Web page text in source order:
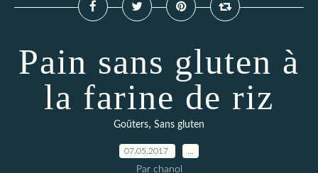
Pain sans gluten à
la farine de riz
Goûters, Sans gluten
07.05.2017
Par chanol